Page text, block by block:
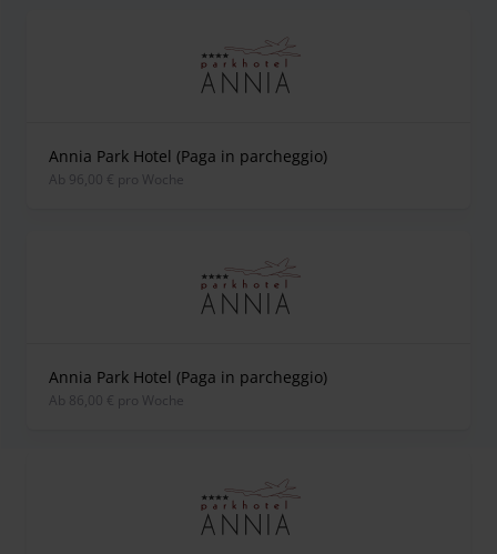
Annia Park Hotel (Paga in parcheggio)
ab 96,00 € pro Woche
Annia Park Hotel (Paga in parcheggio)
ab 86,00 € pro Woche